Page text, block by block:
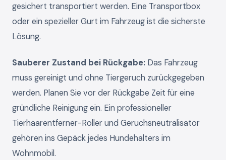
gesichert transportiert werden. Eine Transportbox
oder ein spezieller Gurt im Fahrzeug ist die sicherste
Lösung.
Sauberer Zustand bei Rückgabe: Das Fahrzeug
muss gereinigt und ohne Tiergeruch zurückgegeben
werden. Planen Sie vor der Rückgabe Zeit für eine
gründliche Reinigung ein. Ein professioneller
Tierhaarentferner-Roller und Geruchsneutralisator
gehören ins Gepäck jedes Hundehalters im
Wohnmobil.